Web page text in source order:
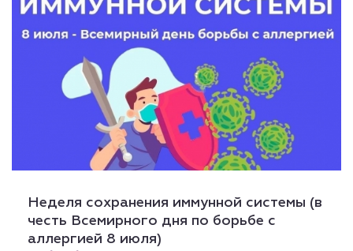
Неделя сохранения иммунной системы (в
честь Всемирного дня по борьбе с
аллергией 8 июля)